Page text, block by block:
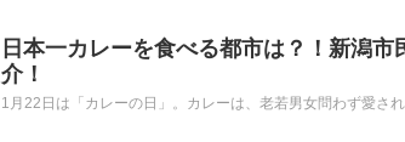
日本一カレーを食べる都市は？！新潟
介！
1月22日は「カレーの日」。カレーは、老若男女問わず愛さ